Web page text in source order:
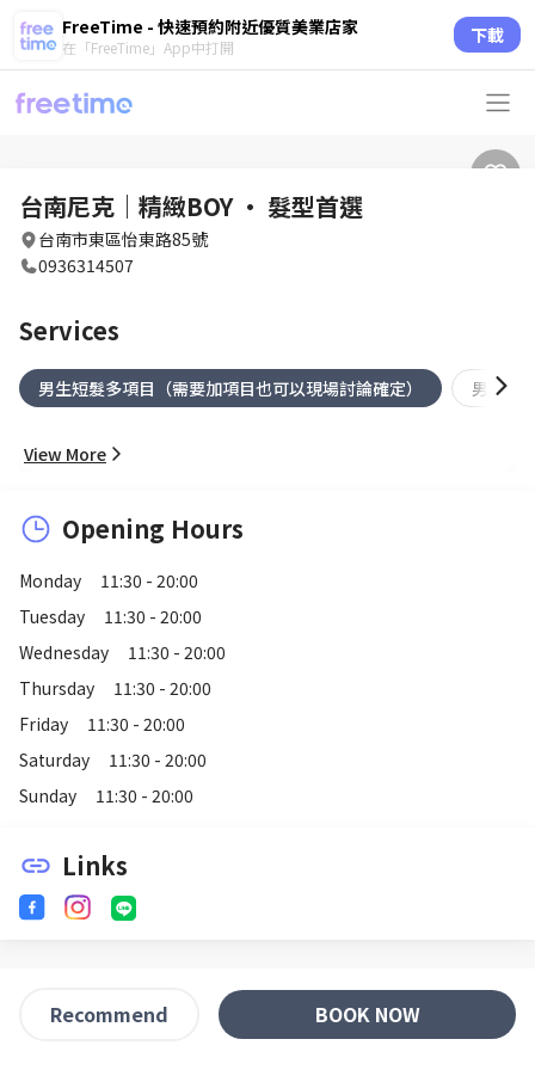
FreeTime - 快速預約附近優質美業店家
在「FreeTime」App中打開 下載
台南尼克｜精緻BOY · 髮型首選
台南市東區怡東路85號
0936314507
Services
男生短髮多項目（需要加項目也可以現場討論確定） 男生短
View More
Opening Hours
Monday
11:30 - 20:00
Tuesday
11:30 - 20:00
Wednesday
11:30 - 20:00
Thursday
11:30 - 20:00
Friday
11:30 - 20:00
Saturday
11:30 - 20:00
Sunday
11:30 - 20:00
link Links
Recommend BOOK NOW